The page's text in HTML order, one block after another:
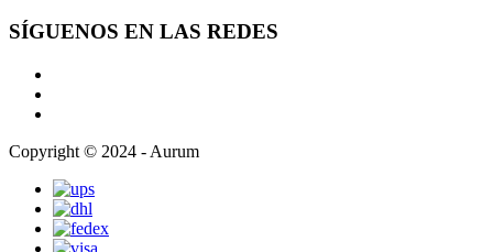
SÍGUENOS EN LAS REDES
Copyright © 2024 - Aurum